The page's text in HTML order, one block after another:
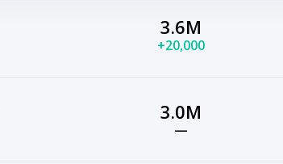
3.6M
+20,000
3.0M
—